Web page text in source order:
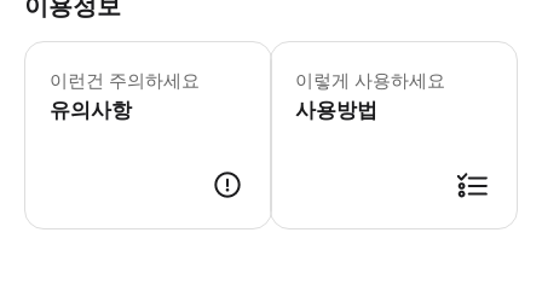
이용정보
이런건 주의하세요
유의사항
픽업 세부 정보는 사전에 고객님과
이렇게 사용하세요
사용방법